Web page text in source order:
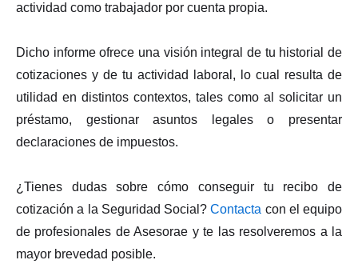
actividad como trabajador por cuenta propia.
Dicho informe ofrece una visión integral de tu historial de
cotizaciones y de tu actividad laboral, lo cual resulta de
utilidad en distintos contextos, tales como al solicitar un
préstamo, gestionar asuntos legales o presentar
declaraciones de impuestos.
¿Tienes dudas sobre cómo conseguir tu recibo de
cotización a la Seguridad Social?Contacta con el equipo
de profesionales de Asesorae y te las resolveremos a la
mayor brevedad posible.